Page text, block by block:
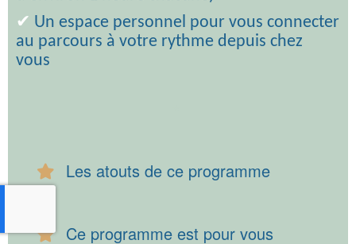
✔ Un espace personnel pour vous connecter
au parcours à votre rythme depuis chez
vous
Les atouts de ce programme
Ce programme est pour vous